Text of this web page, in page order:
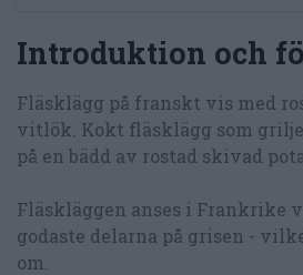
Introduktion och
Fläsklägg på franskt vis med
vitlök. Kokt fläsklägg som
på en bädd av rostad skivad
Fläskläggen anses i Frankrike
godaste delarna på grisen -
om.